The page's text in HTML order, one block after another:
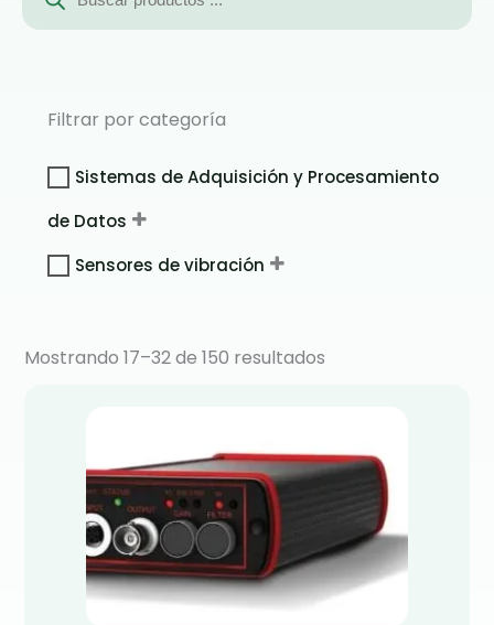
productos
Filtrar por categoría
Sistemas de Adquisición y Procesamiento
de Datos
Sensores de vibración
Mostrando 17–32 de 150 resultados